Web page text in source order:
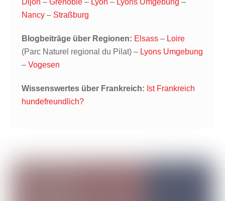
Dijon – Grenoble– Lyon – Lyons Umgebung –
Nancy– Straßburg
Blogbeiträge über Regionen: Elsass– Loire
(Parc Naturel regional du Pilat) – Lyons Umgebung
– Vogesen
Wissenswertes über Frankreich: Ist Frankreich
hundefreundlich?